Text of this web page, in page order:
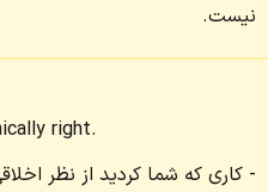
نیست.
right.
کاری که شما کردید از نظر